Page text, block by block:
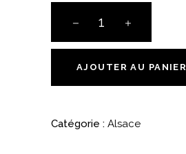
Sand
Buecher
AJOUTER AU PANIER
Catégorie : Alsace